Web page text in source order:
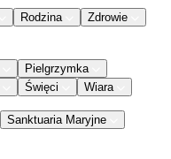
Rodzina
Zdrowie
Pielgrzymka
Święci Wiara
Sanktuaria Maryjne